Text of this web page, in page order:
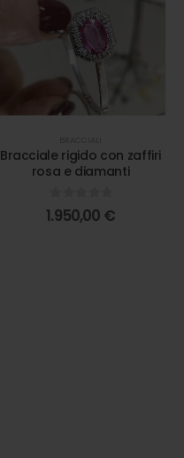
Bracciale rigido con zaffiri
rosa e diamanti
0out of 5
1.950,00 €